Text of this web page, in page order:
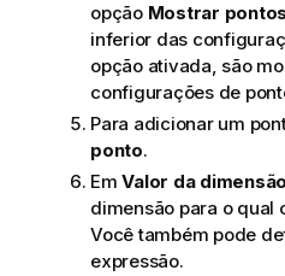
opção Mostrar
inferior das
opção ativada, são
configurações de
Para adicionar um
ponto.
EmValor da dimensão
dimensão para o qual
Você também pode
expressão.